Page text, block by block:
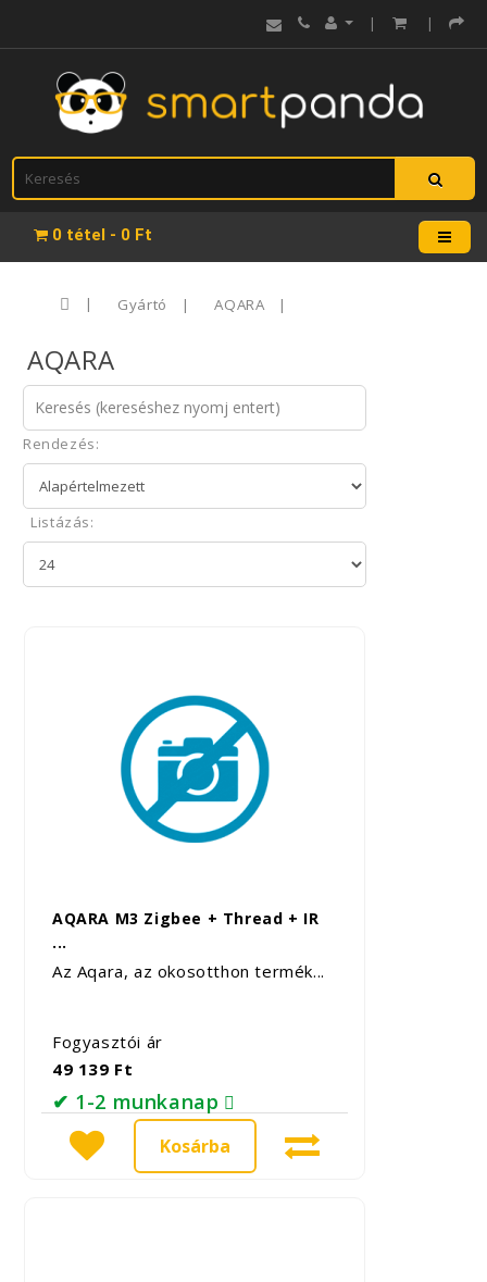
| |
0 tétel - 0 Ft
Gyártó AQARA
AQARA
Rendezés:
Listázás:
AQARA M3 Zigbee + Thread + IR
...
Az Aqara, az okosotthon termék...
Fogyasztói ár
49 139 Ft
✔ 1-2 munkanap
Kosárba